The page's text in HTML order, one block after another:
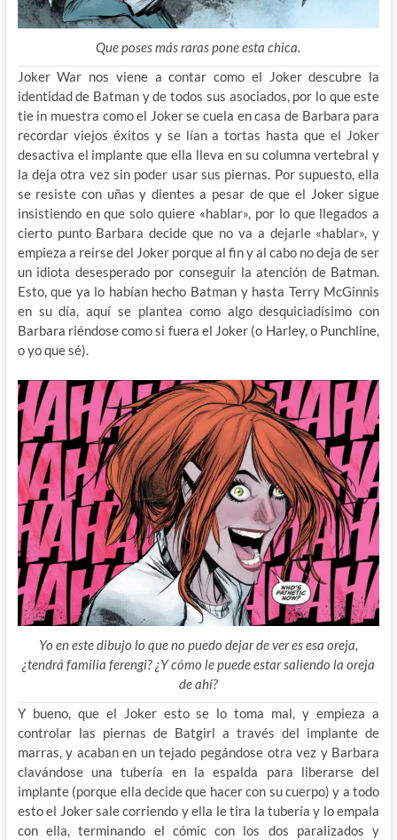
Que poses más raras pone esta chica.
Joker War nos viene a contar como el Joker descubre la
identidad de Batman y de todos sus asociados, por lo que este
tie in muestra como el Joker se cuela en casa de Barbara para
recordar viejos éxitos y se lían a tortas hasta que el Joker
desactiva el implante que ella lleva en su columna vertebral y
la deja otra vez sin poder usar sus piernas. Por supuesto, ella
se resiste con uñas y dientes a pesar de que el Joker sigue
insistiendo en que solo quiere «hablar», por lo que llegados a
cierto punto Barbara decide que no va a dejarle «hablar», y
empieza a reirse del Joker porque al fin y al cabo no deja de ser
un idiota desesperado por conseguir la atención de Batman.
Esto, que ya lo habían hecho Batman y hasta Terry McGinnis
en su día, aquí se plantea como algo desquiciadísimo con
Barbara riéndose como si fuera el Joker (o Harley, o Punchline,
o yo que sé).
Yo en este dibujo lo que no puedo dejar de ver es esa oreja,
¿tendrá familia ferengi? ¿Y cómo le puede estar saliendo la oreja
de ahí?
Y bueno, que el Joker esto se lo toma mal, y empieza a
controlar las piernas de Batgirl a través del implante de
marras, y acaban en un tejado pegándose otra vez y Barbara
clavándose una tubería en la espalda para liberarse del
implante (porque ella decide que hacer con su cuerpo) y a todo
esto el Joker sale corriendo y ella le tira la tubería y lo empala
con ella, terminando el cómic con los dos paralizados y